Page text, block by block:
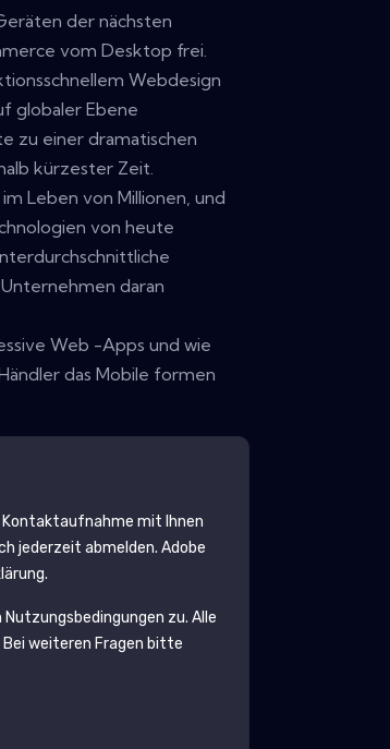
der nächsten
vom Desktop frei.
Webdesign
globaler Ebene
zu einer dramatischen
kürzester Zeit.
Leben von Millionen, und
von heute
daran
Web -Apps und wie
das Mobile formen
Kontaktaufnahme mit Ihnen
jederzeit abmelden. Adobe
zu. Alle
Bei weiteren Fragen bitte